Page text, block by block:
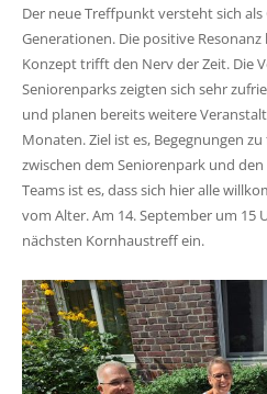
Der neue Treffpunkt versteht sich
Generationen. Die positive
Konzept trifft den Nerv der Zeit. Die
Seniorenparks zeigten sich sehr
und planen bereits weitere
Monaten. Ziel ist es, Begegnungen
zwischen dem Seniorenpark und
Teams ist es, dass sich hier alle
vom Alter. Am 14. September um 15
nächsten Kornhaustreff ein.